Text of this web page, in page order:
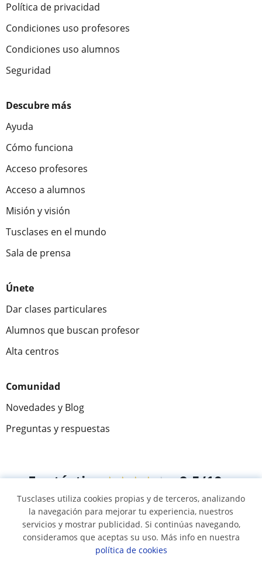
Política de privacidad
Condiciones uso profesores
Condiciones uso alumnos
Seguridad
Descubre más
Ayuda
Cómo funciona
Acceso profesores
Acceso a alumnos
Misión y visión
Tusclases en el mundo
Sala de prensa
Únete
Dar clases particulares
Alumnos que buscan profesor
Alta centros
Comunidad
Novedades y Blog
Preguntas y respuestas
Fantástica★★★★★ 9,5/10
305883 opiniones de alumnos
© 2007 - 2026 Tusclases.pe
Tusclases utiliza cookies propias y de terceros, analizando
la navegación para mejorar tu experiencia, nuestros
servicios y mostrar publicidad. Si continúas navegando,
consideramos que aceptas su uso. Más info en nuestra
política de cookies